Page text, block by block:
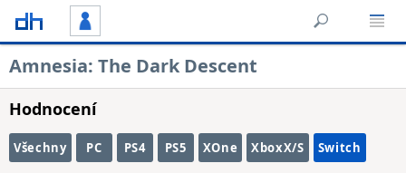
Amnesia: The Dark Descent
Hodnocení
Všechny PC PS4 PS5 XOne XboxX/S Switch